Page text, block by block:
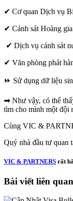
✔ Cơ quan Dịch vụ
✔ Cảnh sát Hoàng
✔ Dịch vụ cảnh sát
✔ Văn phòng phát
⏩ Sử dụng dữ liệu
➡ Như vậy, có thể
tìm cho mình một đội
Cùng VIC &
Quý nhà đầu tư quan
VIC & PARTNERS rất
Bài viết liên quan